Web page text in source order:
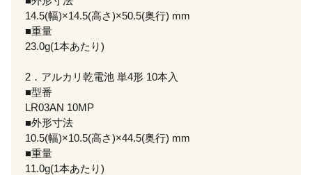
14.5(幅)×14.5(高さ)×50.5(奥行) mm
■重量
23.0g(1本あたり)
2．アルカリ乾電池 単4形 10本入
■型番
LR03AN 10MP
■外形寸法
10.5(幅)×10.5(高さ)×44.5(奥行) mm
■重量
11.0g(1本あたり)